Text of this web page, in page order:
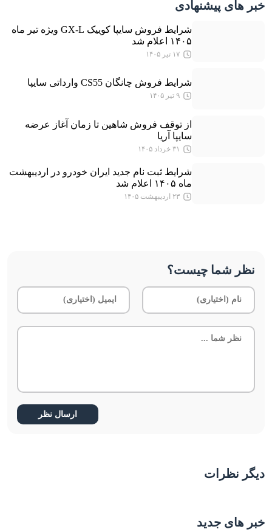
خبر های پیشنهادی
شرایط فروش سایپا کوییک GX-L ویژه تیر ماه
۱۴۰۵ اعلام شد
۱۷ تیر ۱۴۰۵
شرایط فروش چانگان CS55 وارداتی سایپا
۹ تیر ۱۴۰۵
از توقف فروش شاهین تا زمان آغاز عرضه
سایپا آریا
۳۱ خرداد ۱۴۰۵
شرایط ثبت نام جدید ایران خودرو در اردیبهشت
ماه ۱۴۰۵ اعلام شد
۲۳ اردیبهشت ۱۴۰۵
نظر شما چیست؟
دیگر نظرات
خبر های جدید